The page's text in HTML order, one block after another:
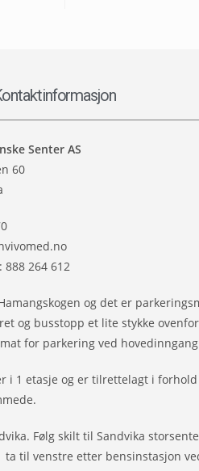
Senter AS
60
264 612
og det er
og busstopp et lite stykke
for parkering ved
i 1 etasje og er tilrettelagt i
Følg skilt til Sandvika
ta til venstre etter bensinstasjon